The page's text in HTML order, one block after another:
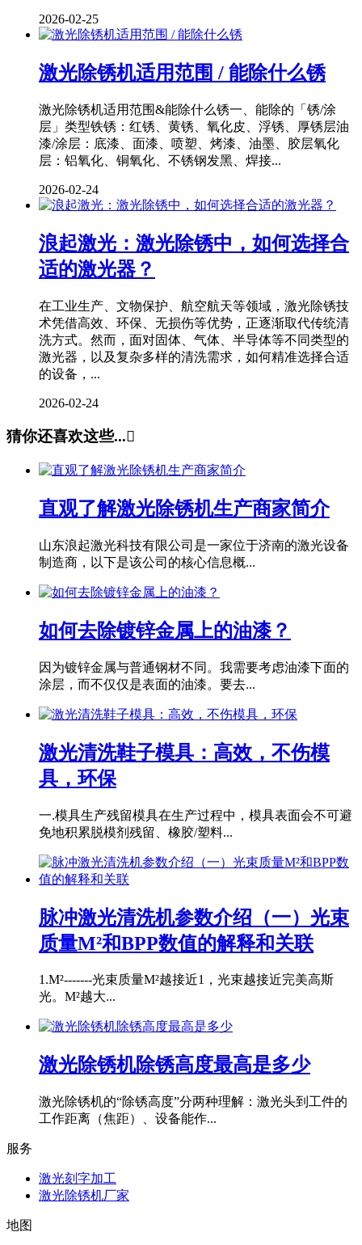
2026-02-25
激光除锈机适用范围 / 能除什么锈
激光除锈机适用范围&能除什么锈一、能除的「锈/涂
层」类型铁锈：红锈、黄锈、氧化皮、浮锈、厚锈层油
漆/涂层：底漆、面漆、喷塑、烤漆、油墨、胶层氧化
层：铝氧化、铜氧化、不锈钢发黑、焊接...
2026-02-24
浪起激光：激光除锈中，如何选择合
适的激光器？
在工业生产、文物保护、航空航天等领域，激光除锈技
术凭借高效、环保、无损伤等优势，正逐渐取代传统清
洗方式。然而，面对固体、气体、半导体等不同类型的
激光器，以及复杂多样的清洗需求，如何精准选择合适
的设备，...
2026-02-24
猜你还喜欢这些...
直观了解激光除锈机生产商家简介
山东浪起激光科技有限公司是一家位于济南的激光设备
制造商，以下是该公司的核心信息概...
如何去除镀锌金属上的油漆？
因为镀锌金属与普通钢材不同。我需要考虑油漆下面的
涂层，而不仅仅是表面的油漆。要去...
激光清洗鞋子模具：高效，不伤模
具，环保
一.模具生产残留模具在生产过程中，模具表面会不可避
免地积累脱模剂残留、橡胶/塑料...
脉冲激光清洗机参数介绍（一）光束
质量M²和BPP数值的解释和关联
1.M²-------光束质量M²越接近1，光束越接近完美高斯
光。M²越大...
激光除锈机除锈高度最高是多少
激光除锈机的“除锈高度”分两种理解：激光头到工件的
工作距离（焦距）、设备能作...
服务
激光刻字加工
激光除锈机厂家
地图